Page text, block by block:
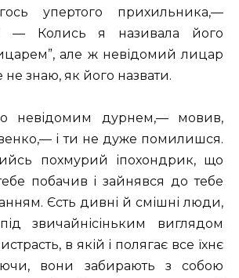
упертого прихильника,—
— Колись я називала його
але ж невідомий лицар
не знаю, як його назвати.
невідомим дурнем,— мовив,
і ти не дуже помилишся.
похмурий іпохондрик, що
побачив і зайнявся до тебе
Єсть дивні й смішні люди,
звичайнісіньким виглядом
в якій і полягає все їхнє
вони забирають з собою